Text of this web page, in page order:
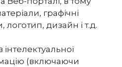
графічні
логотип, дизайн і т.д.
(включаючи